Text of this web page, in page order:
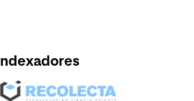
Indexadores